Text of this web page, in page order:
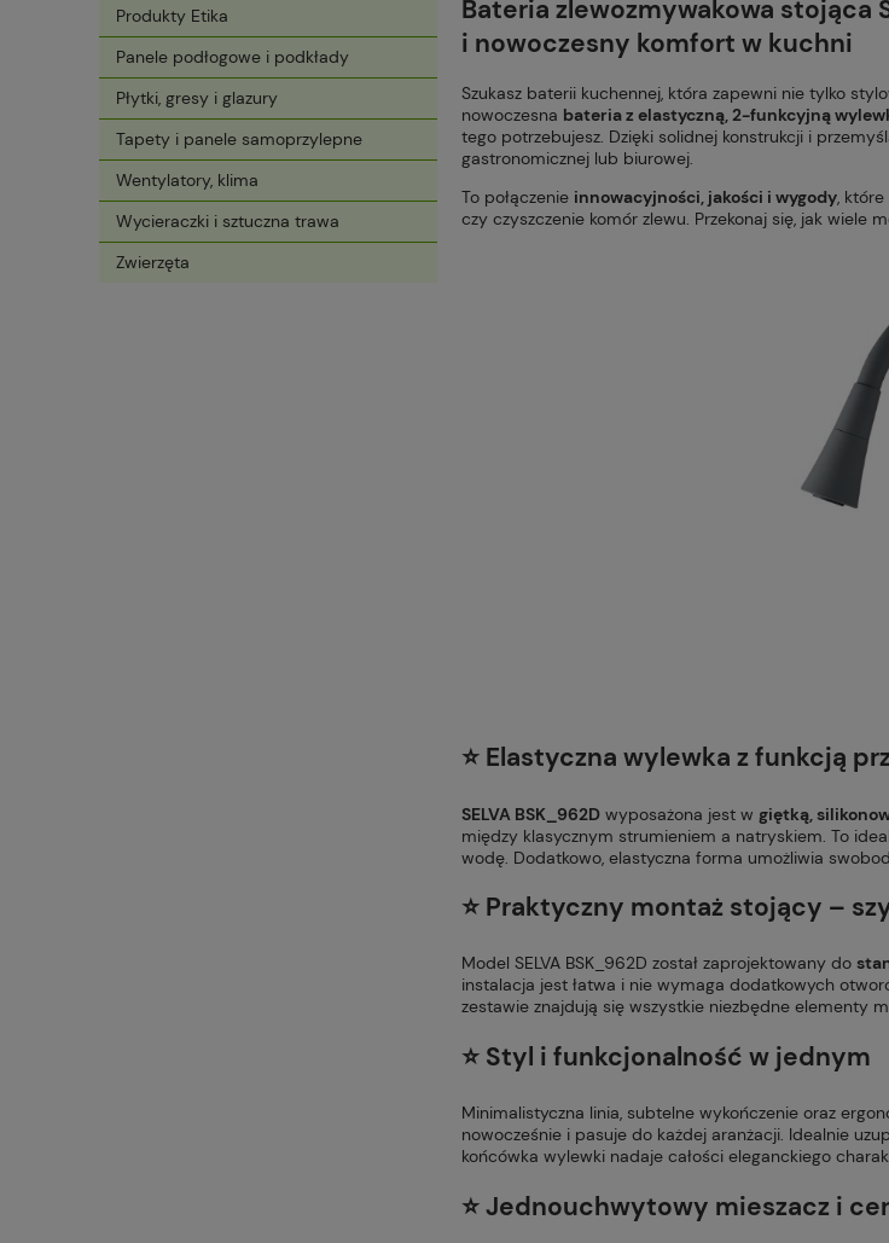
Produkty Etika
Panele podłogowe i podkłady
Płytki, gresy i glazury
Tapety i panele samoprzylepne
Wentylatory, klima
Wycieraczki i sztuczna trawa
Zwierzęta
płatności
Bateria zlewozmywakowa stojąca
i nowoczesny komfort w kuchni
Szukasz baterii kuchennej, która zapewni nie tylko
nowoczesna bateria z elastyczną, 2-funkcyjną
tego potrzebujesz. Dzięki solidnej konstrukcji i
gastronomicznej lub biurowej.
To połączenie innowacyjności, jakości i wygody, które
czy czyszczenie komór zlewu. Przekonaj się, jak wiele
⭐ Elastyczna wylewka z funkcją
SELVA BSK_962D wyposażona jest w giętką,
między klasycznym strumieniem a natryskiem. To
wodę. Dodatkowo, elastyczna forma umożliwia
⭐ Praktyczny montaż stojący –
Model SELVA BSK_962D został zaprojektowany do
instalacja jest łatwa i nie wymaga dodatkowych
zestawie znajdują się wszystkie niezbędne elementy
⭐ Styl i funkcjonalność w jednym
Minimalistyczna linia, subtelne wykończenie oraz
nowocześnie i pasuje do każdej aranżacji. Idealnie
końcówka wylewki nadaje całości eleganckiego
⭐ Jednouchwytowy mieszacz i